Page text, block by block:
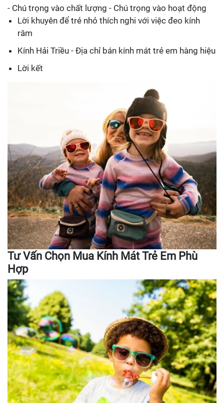
- Chú trọng vào chất lượng - Chú trọng vào hoạt động
Lời khuyên để trẻ nhỏ thích nghi với việc đeo kính
râm
Kính Hải Triều - Địa chỉ bán kính mát trẻ em hàng hiệu
Lời kết
Tư Vấn Chọn Mua Kính Mát Trẻ Em Phù
Hợp